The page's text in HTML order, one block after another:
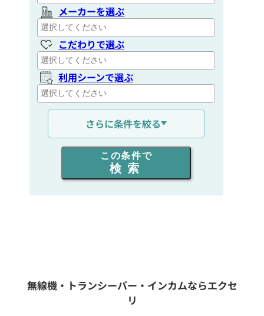
メーカーを選ぶ
こだわりで選ぶ
利用シーンで選ぶ
通信距離を選ぶ
出力を選ぶ
同時通話人数を選ぶ
フリーワード入力(製品名等)
さらに条件を絞る
この条件で
検索
無線機・トランシーバー・インカムならエクセ
リ